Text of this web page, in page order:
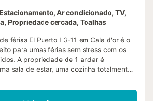
Ar condicionado, TV,
Propriedade cercada, Toalhas
férias El Puerto I 3-11 em Cala d'or é o
para umas férias sem stress com os
A propriedade de 1 andar é
sala de estar, uma cozinha totalmente
acomodar 4 pessoas. As
incluem Wi-Fi de alta velocidade